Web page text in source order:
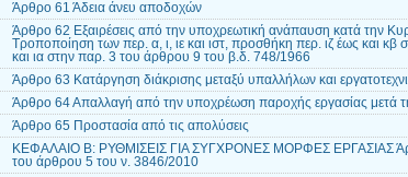
Άρθρο 61 Άδεια άνευ αποδοχών
Άρθρο 62 Εξαιρέσεις από την υποχρεωτική ανάπαυση κατά την
Τροποποίηση των περ. α, ι, ιε και ιστ, προσθήκη περ. ιζ έως και
και ια στην παρ. 3 του άρθρου 9 του β.δ. 748/1966
Άρθρο 63 Κατάργηση διάκρισης μεταξύ υπαλλήλων και
Άρθρο 64 Απαλλαγή από την υποχρέωση παροχής εργασίας μετά
Άρθρο 65 Προστασία από τις απολύσεις
ΚΕΦΑΛΑΙΟ Β: ΡΥΘΜΙΣΕΙΣ ΓΙΑ ΣΥΓΧΡΟΝΕΣ ΜΟΡΦΕΣ ΕΡΓΑΣΙΑΣ
του άρθρου 5 του ν. 3846/2010